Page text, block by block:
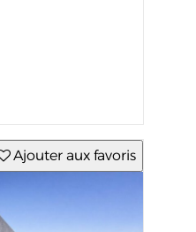
Ajouter aux favoris